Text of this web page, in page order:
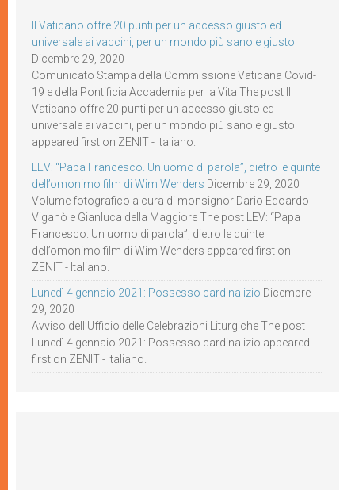
Il Vaticano offre 20 punti per un accesso giusto ed
universale ai vaccini, per un mondo più sano e giusto
Dicembre 29, 2020
Comunicato Stampa della Commissione Vaticana Covid-
19 e della Pontificia Accademia per la Vita The post Il
Vaticano offre 20 punti per un accesso giusto ed
universale ai vaccini, per un mondo più sano e giusto
appeared first on ZENIT - Italiano.
LEV: “Papa Francesco. Un uomo di parola”, dietro le quinte
dell’omonimo film di Wim Wenders Dicembre 29, 2020
Volume fotografico a cura di monsignor Dario Edoardo
Viganò e Gianluca della Maggiore The post LEV: “Papa
Francesco. Un uomo di parola”, dietro le quinte
dell’omonimo film di Wim Wenders appeared first on
ZENIT - Italiano.
Lunedì 4 gennaio 2021: Possesso cardinalizio Dicembre
29, 2020
Avviso dell’Ufficio delle Celebrazioni Liturgiche The post
Lunedì 4 gennaio 2021: Possesso cardinalizio appeared
first on ZENIT - Italiano.